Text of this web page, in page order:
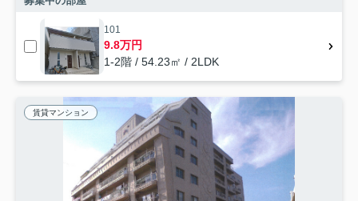
101
9.8万円
1-2階 / 54.23㎡ / 2LDK
賃貸マンション